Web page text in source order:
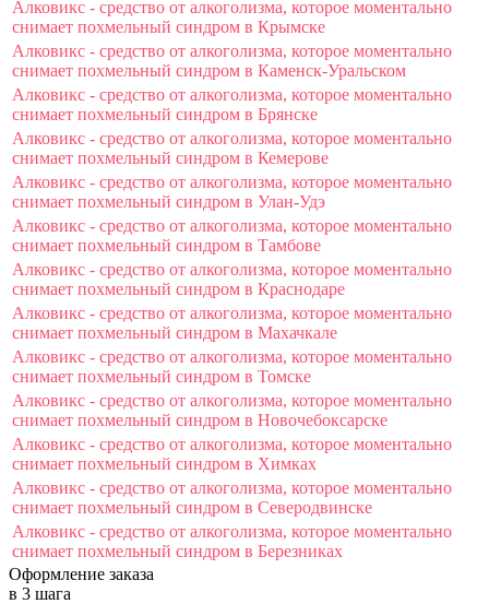
Алковикс - средство от алкоголизма, которое моментально
снимает похмельный синдром в Крымске
Алковикс - средство от алкоголизма, которое моментально
снимает похмельный синдром в Каменск-Уральском
Алковикс - средство от алкоголизма, которое моментально
снимает похмельный синдром в Брянске
Алковикс - средство от алкоголизма, которое моментально
снимает похмельный синдром в Кемерове
Алковикс - средство от алкоголизма, которое моментально
снимает похмельный синдром в Улан-Удэ
Алковикс - средство от алкоголизма, которое моментально
снимает похмельный синдром в Тамбове
Алковикс - средство от алкоголизма, которое моментально
снимает похмельный синдром в Краснодаре
Алковикс - средство от алкоголизма, которое моментально
снимает похмельный синдром в Махачкале
Алковикс - средство от алкоголизма, которое моментально
снимает похмельный синдром в Томске
Алковикс - средство от алкоголизма, которое моментально
снимает похмельный синдром в Новочебоксарске
Алковикс - средство от алкоголизма, которое моментально
снимает похмельный синдром в Химках
Алковикс - средство от алкоголизма, которое моментально
снимает похмельный синдром в Северодвинске
Алковикс - средство от алкоголизма, которое моментально
снимает похмельный синдром в Березниках
Оформление заказа
в 3 шага